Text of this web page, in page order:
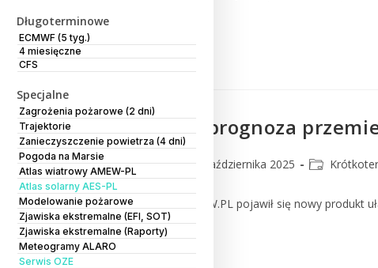
Długoterminowe
ECMWF (5 tyg.)
4 miesięczne
CFS
Specjalne
Zagrożenia pożarowe (2 dni)
Trajektorie
Zanieczyszczenie powietrza (4 dni)
Pogoda na Marsie
Atlas wiatrowy AMEW-PL
Atlas solarny AES-PL
Modelowanie pożarowe
Zjawiska ekstremalne (EFI, SOT)
Zjawiska ekstremalne (Raporty)
Meteogramy ALARO
Serwis OZE
Numeryczna prognoza
lmm_admin 7 października 2025
W serwisie MODELE.IMGW.PL pojawił się nowy produkt
Czytaj Dalej